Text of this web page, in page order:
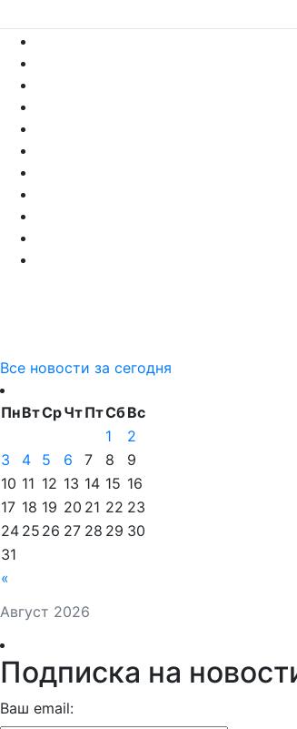
Все новости за сегодня
Август 2026
ПнВтСрЧтПтСбВс
«
1
2
3
4 5 6 7 8
9
10 11 12 13 14 15 16
17 18 19 20 21 22 23
24 25 26 27 28 29 30
31
Подписка на
Ваш email: